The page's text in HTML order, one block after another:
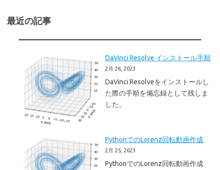
最近の記事
DaVinci Resolve インストール手順
2月 26, 2023
DaVinci Resolveをインストールし
た際の手順を備忘録として残しま
した。
PythonでのLorenz回転動画作成
2月 25, 2023
PythonでのLorenz回転動画作成